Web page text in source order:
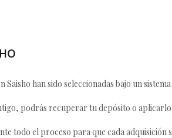
Saisho han sido seleccionadas bajo un
podrás recuperar tu depósito o
todo el proceso para que cada adquisición